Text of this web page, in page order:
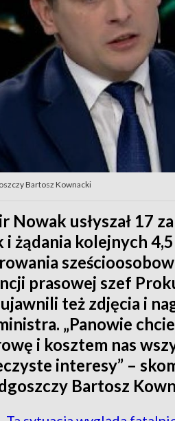
Bartosz Kownacki
Nowak usłyszał 17
i żądania kolejnych
prasowej szef
też zdjęcia i
„Panowie
i kosztem nas
interesy” –
Bartosz